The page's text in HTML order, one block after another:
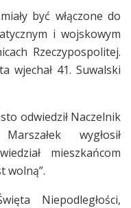
być włączone do
i wojskowym
Rzeczypospolitej.
wjechał 41. Suwalski
odwiedził Naczelnik
wygłosił
mieszkańcom
wolną”.
Niepodległości,